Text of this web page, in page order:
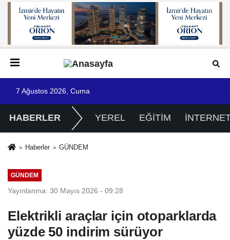
7 Ağustos 2026, Cuma
HABERLER YEREL EĞİTİM
Haberler GÜNDEM
GÜNDEM
Yayınlanma: 30 Mayıs 2026 - 09:28
Elektrikli araçlar için otoparklarda
yüzde 50 indirim sürüyor